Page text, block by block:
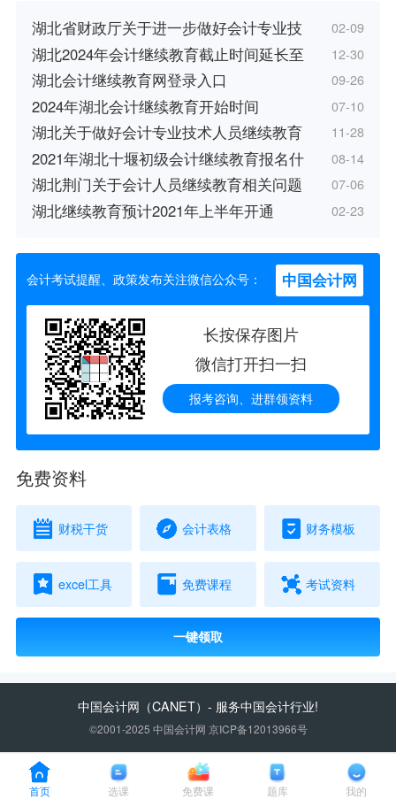
湖北省财政厅关于进一步做好会计专业技 02-09
湖北2024年会计继续教育截止时间延长至 12-30
湖北会计继续教育网登录入口 09-26
2024年湖北会计继续教育开始时间 07-10
湖北关于做好会计专业技术人员继续教育 11-28
2021年湖北十堰初级会计继续教育报名什 08-14
湖北荆门关于会计人员继续教育相关问题 07-06
湖北继续教育预计2021年上半年开通 02-23
会计考试提醒、政策发布关注微信公众号： 中国会计网
长按保存图片
微信打开扫一扫
报考咨询、进群领资料
免费资料
财税干货 会计表格 财务模板
excel工具 免费课程 考试资料
一键领取
中国会计网 （CANET）- 服务中国会计行业!
©2001-2025 中国会计网 京ICP备12013966号
首页 选课 免费课 题库 我的